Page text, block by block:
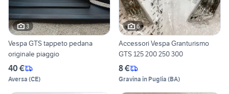
3
Vespa GTS tappeto pedana
originale piaggio
40 €
Aversa (CE)
6
Accessori Vespa Granturismo
GTS 125 200 250 300
8 €
Gravina in Puglia (BA)